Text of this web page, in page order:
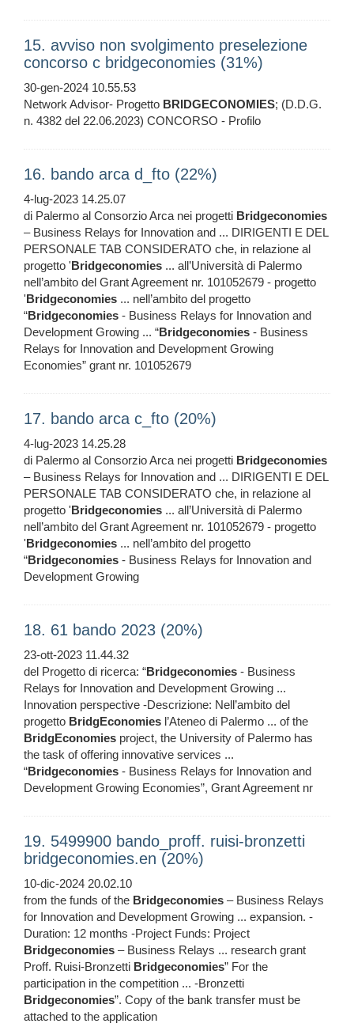
15. avviso non svolgimento preselezione
concorso c bridgeconomies (31%)
30-gen-2024 10.55.53
Network Advisor- Progetto BRIDGECONOMIES; (D.D.G.
n. 4382 del 22.06.2023) CONCORSO - Profilo
16. bando arca d_fto (22%)
4-lug-2023 14.25.07
di Palermo al Consorzio Arca nei progetti Bridgeconomies
– Business Relays for Innovation and ... DIRIGENTI E DEL
PERSONALE TAB CONSIDERATO che, in relazione al
progetto 'Bridgeconomies ... all’Università di Palermo
nell’ambito del Grant Agreement nr. 101052679 - progetto
'Bridgeconomies ... nell’ambito del progetto
“Bridgeconomies - Business Relays for Innovation and
Development Growing ... “Bridgeconomies - Business
Relays for Innovation and Development Growing
Economies” grant nr. 101052679
17. bando arca c_fto (20%)
4-lug-2023 14.25.28
di Palermo al Consorzio Arca nei progetti Bridgeconomies
– Business Relays for Innovation and ... DIRIGENTI E DEL
PERSONALE TAB CONSIDERATO che, in relazione al
progetto 'Bridgeconomies ... all’Università di Palermo
nell’ambito del Grant Agreement nr. 101052679 - progetto
'Bridgeconomies ... nell’ambito del progetto
“Bridgeconomies - Business Relays for Innovation and
Development Growing
18. 61 bando 2023 (20%)
23-ott-2023 11.44.32
del Progetto di ricerca: “Bridgeconomies - Business
Relays for Innovation and Development Growing ...
Innovation perspective -Descrizione: Nell’ambito del
progetto BridgEconomies l’Ateneo di Palermo ... of the
BridgEconomies project, the University of Palermo has
the task of offering innovative services ...
“Bridgeconomies - Business Relays for Innovation and
Development Growing Economies”, Grant Agreement nr
19. 5499900 bando_proff. ruisi-bronzetti
bridgeconomies.en (20%)
10-dic-2024 20.02.10
from the funds of the Bridgeconomies – Business Relays
for Innovation and Development Growing ... expansion. -
Duration: 12 months -Project Funds: Project
Bridgeconomies – Business Relays ... research grant
Proff. Ruisi-Bronzetti Bridgeconomies” For the
participation in the competition ... -Bronzetti
Bridgeconomies”. Copy of the bank transfer must be
attached to the application